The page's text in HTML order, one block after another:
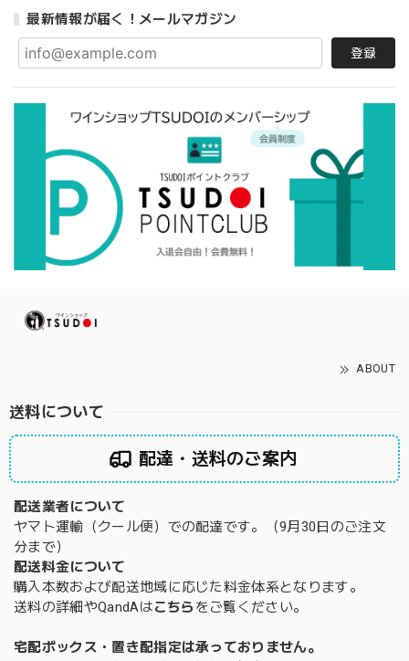
最新情報が届く！メールマガジン
登録
ABOUT
送料について
配達・送料のご案内
配送業者について
ヤマト運輸（クール便）での配達です。（9月30日のご注文
分まで）
配送料金について
購入本数および配送地域に応じた料金体系となります。
送料の詳細やQandAはこちら をご覧ください。
宅配ボックス・置き配指定は承っておりません。